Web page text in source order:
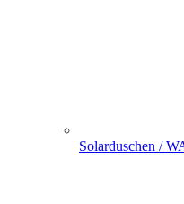
Solarduschen /